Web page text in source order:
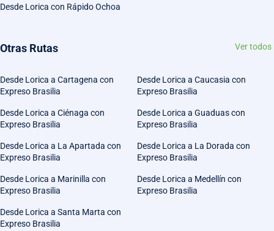
Desde Lorica con Rápido Ochoa
Otras Rutas Ver todos
Desde Lorica a Cartagena con
Expreso Brasilia
Desde Lorica a Caucasia con
Expreso Brasilia
Desde Lorica a Ciénaga con
Expreso Brasilia
Desde Lorica a Guaduas con
Expreso Brasilia
Desde Lorica a La Apartada con
Expreso Brasilia
Desde Lorica a La Dorada con
Expreso Brasilia
Desde Lorica a Marinilla con
Expreso Brasilia
Desde Lorica a Medellín con
Expreso Brasilia
Desde Lorica a Santa Marta con
Expreso Brasilia